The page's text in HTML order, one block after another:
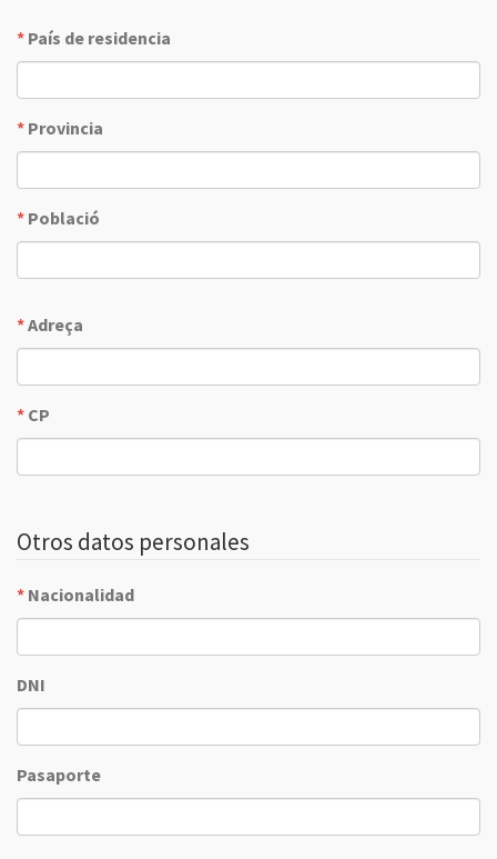
* País de residencia
* Provincia
* Població
*Adreça
* CP
Otros datos personales
* Nacionalidad
DNI
Pasaporte